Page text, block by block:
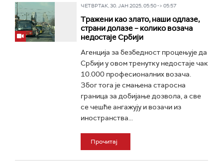
ЧЕТВРТАК, 30. ЈАН 2025, 05:50 -> 05:57
Тражени као злато, наши одлазе,
страни долазе – колико возача
недостаје Србији
Агенција за безбедност процењује да
Србији у овом тренутку недостаје чак
10.000 професионалних возача.
Због тога је смањена старосна
граница за добијање дозвола, а све
се чешће ангажују и возачи из
иностранства...
Прочитај